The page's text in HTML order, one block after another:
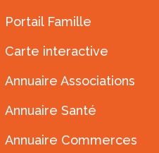
Portail Famille
Carte interactive
Annuaire Associations
Annuaire Santé
Annuaire Commerces